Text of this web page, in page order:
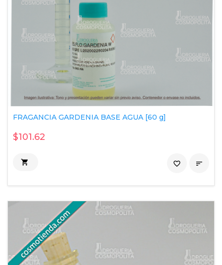
FRAGANCIA GARDENIA BASE AGUA [60 g]
$101.62
 
favorite_border